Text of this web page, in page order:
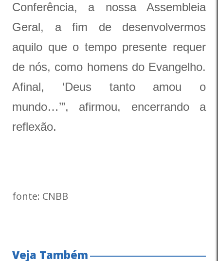
Conferência, a nossa Assembleia
Geral, a fim de desenvolvermos
aquilo que o tempo presente requer
de nós, como homens do Evangelho.
Afinal, ‘Deus tanto amou o
mundo…’”, afirmou, encerrando a
reflexão.
fonte: CNBB
Veja Também